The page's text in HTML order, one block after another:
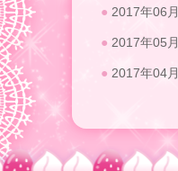
2017年06月
2017年05月
2017年04月